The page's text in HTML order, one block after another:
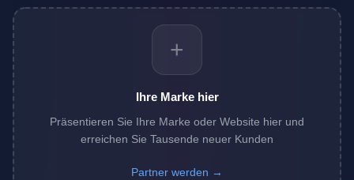
+
Ihre Marke hier
Präsentieren Sie Ihre Marke oder Website hier und
erreichen Sie Tausende neuer Kunden
Partner werden →